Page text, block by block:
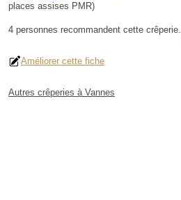
places assises PMR)
4 personnes recommandent cette crêperie.
Améliorer cette fiche
Autres crêperies à Vannes